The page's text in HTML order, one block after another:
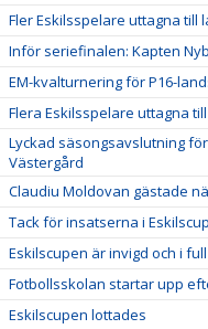
Fler Eskilsspelare uttagna till
Inför seriefinalen: Kapten
EM-kvalturnering för P16-
Flera Eskilsspelare uttagna
Lyckad säsongsavslutning
Västergård
Claudiu Moldovan gästade
Tack för insatserna i
Eskilscupen är invigd och i
Fotbollsskolan startar upp
Eskilscupen lottades